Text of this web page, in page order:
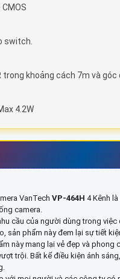
switch.
khoảng cách 7m và góc
4.2W
VanTech VP-464H 4 Kênh
camera.
cầu của người dùng trong việc
sản phẩm này đem lại sự tiết
này mang lại vẻ đẹp và phong
trội. Bất kể điều kiện ánh